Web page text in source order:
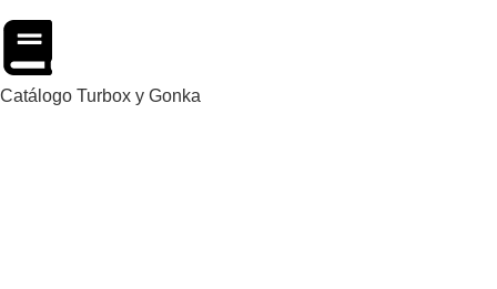
Catálogo Turbox y Gonka